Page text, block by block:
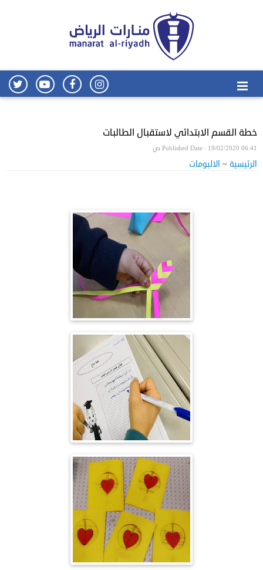
خطة القسم الابتدائي لاستقبال الطالبات
Published Date : 19/02/2020 06:41 ص
الرئيسية ~ الالبومات